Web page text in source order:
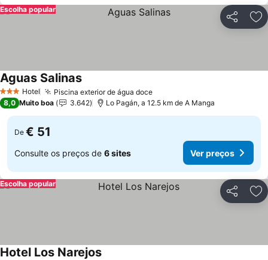
Partilhar
Escolha popular
3 EstrelasHotel Piscina exterior de água doce
Aguas Salinas
8,0 Muito boa 3.642 Lo Pagán, a 12.5 km de A Manga
De € 51
Consulte os preços de 6 sites Ver preços
Partilhar
Escolha popular
Hotel Los Narejos